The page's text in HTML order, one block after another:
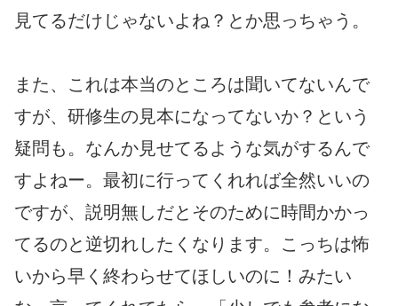
見てるだけじゃないよね？とか思っちゃう。
また、これは本当のところは聞いてないんで
すが、研修生の見本になってないか？という
疑問も。なんか見せてるような気がするんで
すよねー。最初に行ってくれれば全然いいの
ですが、説明無しだとそのために時間かかっ
てるのと逆切れしたくなります。こっちは怖
いから早く終わらせてほしいのに！みたい